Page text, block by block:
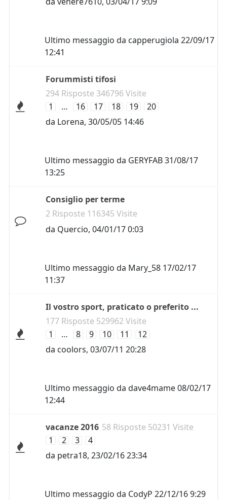
Ultimo messaggio da capperugiola 22/09/17
12:41
Forummisti tifosi
294 Risposte 346796 Visite
1
… 16 17 18 19
20
da Lorena, 30/05/05 14:46
Ultimo messaggio da GERYFAB31/08/17
13:25
Consiglio per terme
2 Risposte 116345 Visite
da Quercio, 04/01/17 0:03
Ultimo messaggio da Mary_58 17/02/17
11:37
Il vostro sport, praticato o preferito ...
177 Risposte 529962 Visite
1
… 8 9 10 11
12
da coolors, 03/07/11 20:28
Ultimo messaggio da dave4mame08/02/17
12:44
vacanze 2016 58 Risposte 50231 Visite
1
2 3
4
da petra18, 23/02/16 23:34
Ultimo messaggio da CodyP 22/12/16 9:29